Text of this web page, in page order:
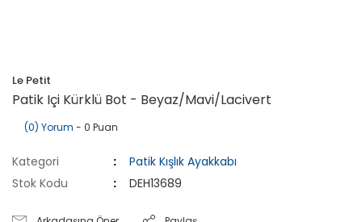
Le Petit
Patik Içi Kürklü Bot - Beyaz/Mavi/Lacivert
(0) Yorum - 0 Puan
Kategori
Patik Kışlık Ayakkabı
Stok Kodu
DEH13689